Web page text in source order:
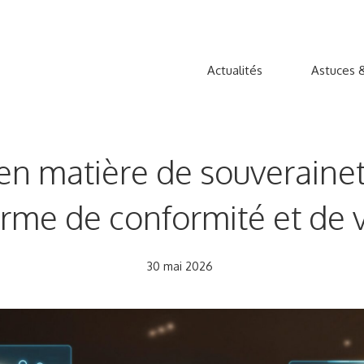
Actualités Astuces
matière de
de conformité et de
30 mai 2026